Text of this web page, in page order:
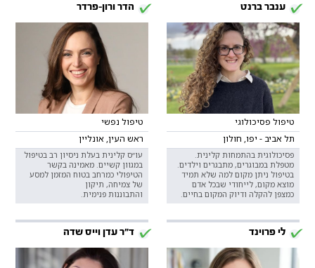
ענבר ברנט
טיפול פסיכולוגי
תל אביב - יפו, חולון
פסיכולוגית בהתמחות קלינית.
מטפלת במבוגרים, מתבגרים וילדים.
בטיפול ניתן מקום למה שלא תמיד
מוצא מקום, לייחודי שבכל אדם
כמצפן להקלה ודיוק המקום בחיים.
הדר ורון-פרדר
טיפול נפשי
ראש העין, אונליין
עו״ס קלינית בעלת ניסיון רב בטיפול
במגוון קשיים. מאמינה בקשר
הטיפולי כמרחב בטוח המזמן למסע
של צמיחה, תיקון
והתבוננות פנימית.
לי פרוינד ד"ר עדן וייס שדה